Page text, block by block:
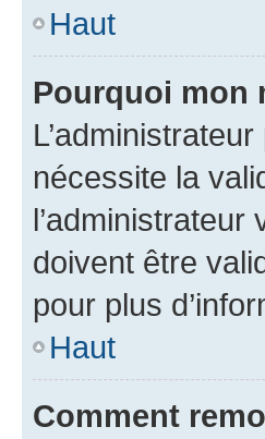
Haut
Pourquoi mon
nécessite la
doivent être
pour plus
Haut
Comment